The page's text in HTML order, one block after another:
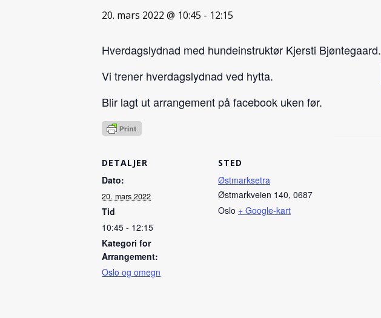
20. mars 2022 @ 10:45 - 12:15
Hverdagslydnad med hundeinstruktør Kjersti Bjøntegaard.
Vi trener hverdagslydnad ved hytta.
Blir lagt ut arrangement på facebook uken før.
DETALJER
Dato:
20. mars 2022
Tid
10:45 - 12:15
Kategori for
Arrangement:
Oslo og omegn
STED
Østmarksetra
Østmarkveien 140, 0687
Oslo + Google-kart